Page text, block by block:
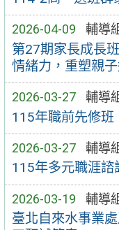
2026-04-09 輔導
第27期家長成長
情緒力，重塑親子
2026-03-27 輔導
115年職前先修班
2026-03-27 輔導
115年多元職涯諮
2026-03-19 輔導
臺北自來水事業